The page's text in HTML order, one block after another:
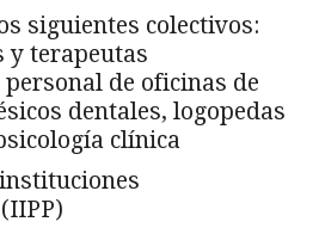
siguientes colectivos:
y terapeutas
personal de oficinas de
dentales, logopedas
clínica